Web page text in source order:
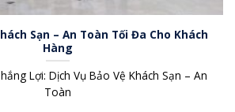
Sạn – An Toàn Tối Đa Cho Khách
Hàng
Lợi: Dịch Vụ Bảo Vệ Khách Sạn – An
Toàn